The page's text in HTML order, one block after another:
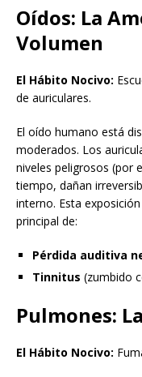
Oídos: La
Volumen
El Hábito Nocivo:
de auriculares.
El oído humano está
moderados. Los
niveles peligrosos (por
tiempo, dañan
interno. Esta
principal de:
Pérdida auditiva
Tinnitus (zumbido
Pulmones:
El Hábito Nocivo: